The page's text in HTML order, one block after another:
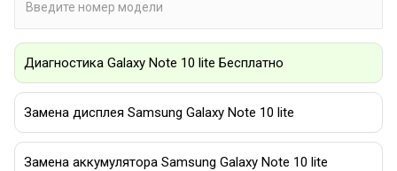
Диагностика Galaxy Note 10 lite Бесплатно
Замена дисплея Samsung Galaxy Note 10 lite
Замена аккумулятора Samsung Galaxy Note 10 lite